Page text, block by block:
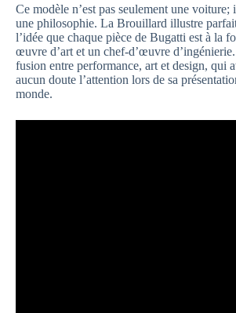
Ce modèle n’est pas seulement une voiture;
une philosophie. La Brouillard illustre
l’idée que chaque pièce de Bugatti est à la
œuvre d’art et un chef-d’œuvre d’ingénierie.
fusion entre performance, art et design, qui
aucun doute l’attention lors de sa
monde.